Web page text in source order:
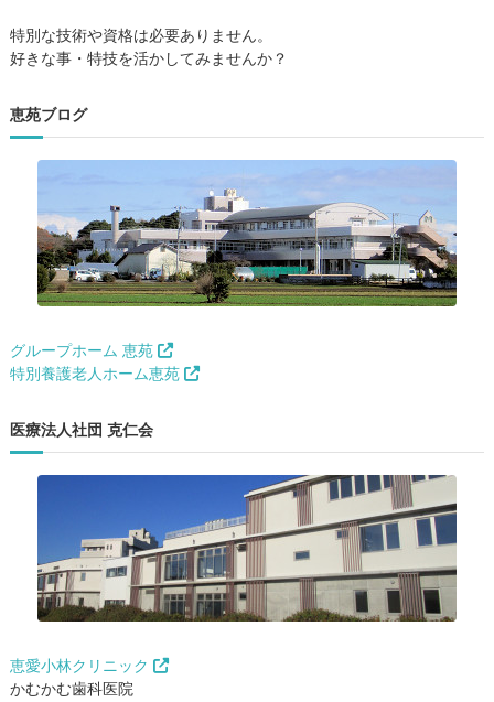
特別な技術や資格は必要ありません。
好きな事・特技を活かしてみませんか？
恵苑ブログ
グループホーム 恵苑
特別養護老人ホーム恵苑
医療法人社団 克仁会
恵愛小林クリニック
かむかむ歯科医院